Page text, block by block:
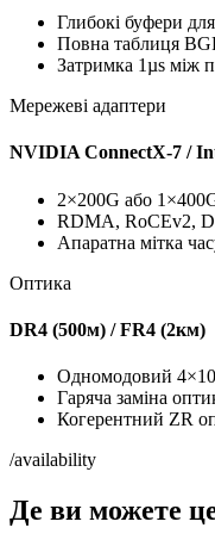
Глибокі буфери
Повна таблиця
Затримка 1µs між
Мережеві адаптери
NVIDIA ConnectX-7 /
2×200G або
RDMA, RoCEv2,
Апаратна мітка
Оптика
DR4 (500м) / FR4 (2км)
Одномодовий
Гаряча заміна
Когерентний ZR
/availability
Де ви можете